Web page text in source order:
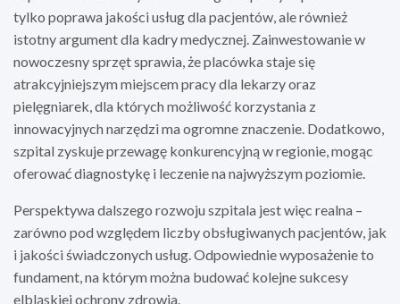
tylko poprawa jakości usług dla pacjentów, ale również
istotny argument dla kadry medycznej. Zainwestowanie w
nowoczesny sprzęt sprawia, że placówka staje się
atrakcyjniejszym miejscem pracy dla lekarzy oraz
pielęgniarek, dla których możliwość korzystania z
innowacyjnych narzędzi ma ogromne znaczenie. Dodatkowo,
szpital zyskuje przewagę konkurencyjną w regionie, mogąc
oferować diagnostykę i leczenie na najwyższym poziomie.
Perspektywa dalszego rozwoju szpitala jest więc realna –
zarówno pod względem liczby obsługiwanych pacjentów, jak
i jakości świadczonych usług. Odpowiednie wyposażenie to
fundament, na którym można budować kolejne sukcesy
elbląskiej ochrony zdrowia.